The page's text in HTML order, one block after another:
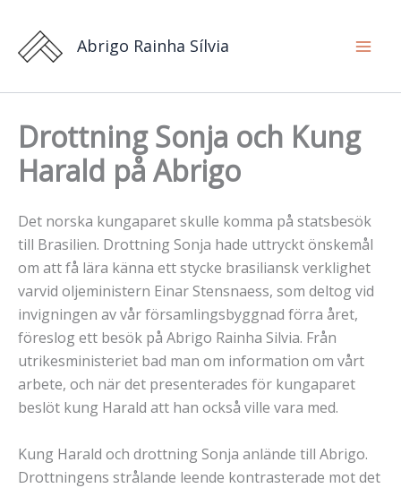
innehåll
Abrigo Rainha Sílvia
Drottning Sonja och Kung
Harald på Abrigo
Det norska kungaparet skulle komma på statsbesök
till Brasilien. Drottning Sonja hade uttryckt önskemål
om att få lära känna ett stycke brasiliansk verklighet
varvid oljeministern Einar Stensnaess, som deltog vid
invigningen av vår församlingsbyggnad förra året,
föreslog ett besök på Abrigo Rainha Silvia. Från
utrikesministeriet bad man om information om vårt
arbete, och när det presenterades för kungaparet
beslöt kung Harald att han också ville vara med.
Kung Harald och drottning Sonja anlände till Abrigo.
Drottningens strålande leende kontrasterade mot det